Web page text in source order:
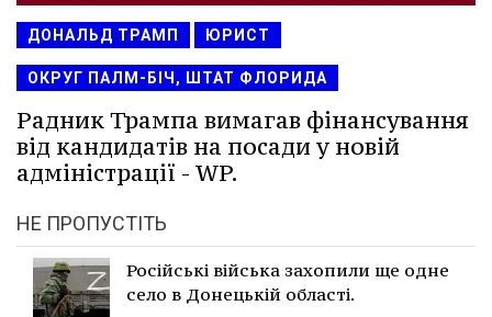
ДОНАЛЬД ТРАМП ЮРИСТ
ОКРУГ ПАЛМ-БІЧ, ШТАТ ФЛОРИДА
Радник Трампа вимагав фінансування
від кандидатів на посади у новій
адміністрації - WP.
НЕ ПРОПУСТІТЬ
Російські війська захопили ще одне
село в Донецькій області.